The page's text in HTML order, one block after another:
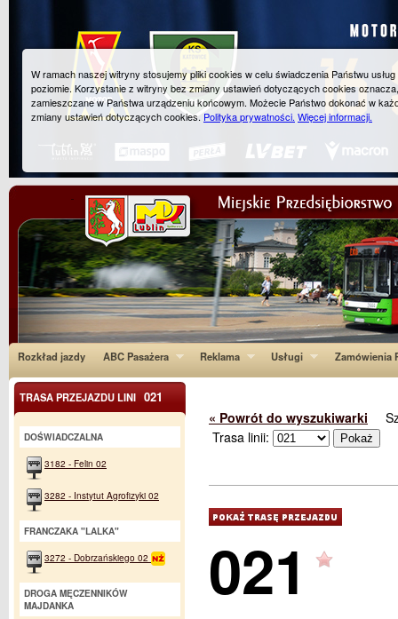
Rozkład jazdy ABC Pasażera Reklama Usługi Zamówienia
« Powrót do wyszukiwarki
Trasa linii:
021
TRASA PRZEJAZDU LINI 021
DOŚWIADCZALNA
3182 - Felin 02
3282 - Instytut Agrofizyki 02
FRANCZAKA "LALKA"
3272 - Dobrzańskiego 02
DROGA MĘCZENNIKÓW
MAJDANKA
W ramach naszej witryny stosujemy pliki cookies w celu świadczenia Państwu
poziomie. Korzystanie z witryny bez zmiany ustawień dotyczących cookies
zamieszczane w Państwa urządzeniu końcowym. Możecie Państwo dokonać w
zmiany ustawień dotyczących cookies.Polityka prywatności. Więcej informacji.